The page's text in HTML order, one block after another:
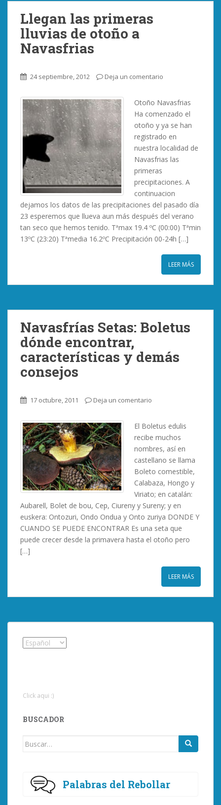
Llegan las primeras
lluvias de otoño a
Navasfrias
24 septiembre, 2012 Deja un comentario
Otoño Navasfrias
Ha comenzado el
otoño y ya se han
registrado en
nuestra localidad de
Navasfrias las
primeras
precipitaciones. A
continuacion
dejamos los datos de las precipitaciones del pasado día
23 esperemos que llueva aun más después del verano
tan seco que hemos tenido. Tªmax 19.4 ºC (00:00) Tªmin
13ºC (23:20) Tªmedia 16.2ºC Precipitación 00-24h […]
LEER MÁS
Navasfrías Setas: Boletus
dónde encontrar,
características y demás
consejos
17 octubre, 2011 Deja un comentario
El Boletus edulis
recibe muchos
nombres, así en
castellano se llama
Boleto comestible,
Calabaza, Hongo y
Viriato; en catalán:
Aubarell, Bolet de bou, Cep, Ciureny y Sureny; y en
euskera: Ontozuri, Ondo Ondua y Onto zuriya DONDE Y
CUANDO SE PUEDE ENCONTRAR Es una seta que
puede crecer desde la primavera hasta el otoño pero
[…]
LEER MÁS
Click aqui :)
BUSCADOR
Buscar:
Palabras del Rebollar